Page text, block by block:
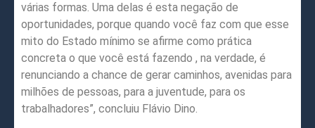
várias formas. Uma delas é esta negação de
oportunidades, porque quando você faz com que esse
mito do Estado mínimo se afirme como prática
concreta o que você está fazendo , na verdade, é
renunciando a chance de gerar caminhos, avenidas para
milhões de pessoas, para a juventude, para os
trabalhadores”, concluiu Flávio Dino.